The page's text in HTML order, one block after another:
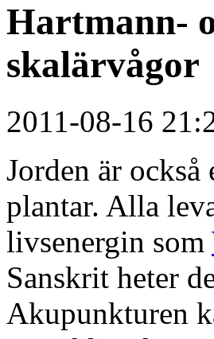
Hartmann-
skalärvågor
2011-08-16
Jorden är
plantar. Alla
livsenergin som
Sanskrit heter
Akupunkturen